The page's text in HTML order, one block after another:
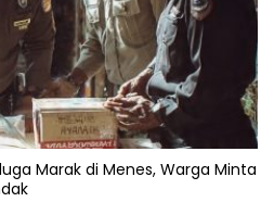
Marak di Menes, Warga Minta